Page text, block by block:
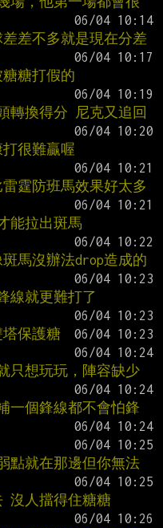
差不多就是現在分差
糖打假的
換得分 尼克又追回
很難贏喔
霆防班馬效果好太多
能拉出斑馬
馬沒辦法drop造成的
線就更難打了
保護糖
只想玩玩，陣容缺少
一個鋒線都不會怕鋒
點就在那邊但你無法
沒人擋得住糖糖